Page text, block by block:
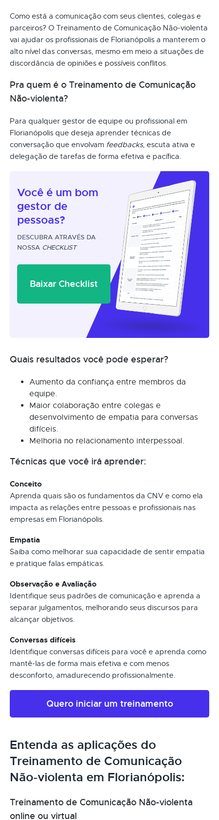
Como está a comunicação com seus clientes, colegas e
parceiros? O Treinamento de Comunicação Não-violenta
vai ajudar os profissionais de Florianópolis a manterem o
alto nível das conversas, mesmo em meio a situações de
discordância de opiniões e possíveis conflitos.
Pra quem é o Treinamento de Comunicação
Não-violenta?
Para qualquer gestor de equipe ou profissional em
Florianópolis que deseja aprender técnicas de
conversação que envolvam feedbacks, escuta ativa e
delegação de tarefas de forma efetiva e pacífica.
Você é um bom
gestor de
pessoas?
DESCUBRA ATRAVÉS DA
NOSSA CHECKLIST
Baixar Checklist
Quais resultados você pode esperar?
Aumento da confiança entre membros da
equipe.
Maior colaboração entre colegas e
desenvolvimento de empatia para conversas
difíceis.
Melhoria no relacionamento interpessoal.
Técnicas que você irá aprender:
Conceito
Aprenda quais são os fundamentos da CNV e como ela
impacta as relações entre pessoas e profissionais nas
empresas em Florianópolis.
Empatia
Saiba como melhorar sua capacidade de sentir empatia
e pratique falas empáticas.
Observação e Avaliação
Identifique seus padrões de comunicação e aprenda a
separar julgamentos, melhorando seus discursos para
alcançar objetivos.
Conversas difíceis
Identifique conversas difíceis para você e aprenda como
mantê-las de forma mais efetiva e com menos
desconforto, amadurecendo profissionalmente.
Quero iniciar um treinamento
Entenda as aplicações do
Treinamento de Comunicação
Não-violenta em Florianópolis:
Treinamento de Comunicação Não-violenta
online ou virtual